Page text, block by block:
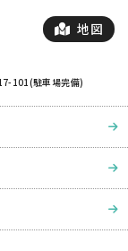
101(駐車場完備)
地図